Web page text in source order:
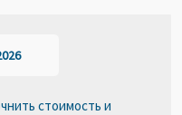
стоимость и